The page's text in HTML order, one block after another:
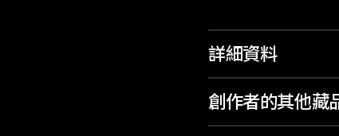
詳細資料
創作者的其他藏